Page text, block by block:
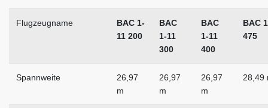
Flugzeugname
BAC 1-
11 200
BAC
1-11
300
BAC
1-11
400
BAC
475
Spannweite
26,97
m
26,97
m
26,97
m
28,49